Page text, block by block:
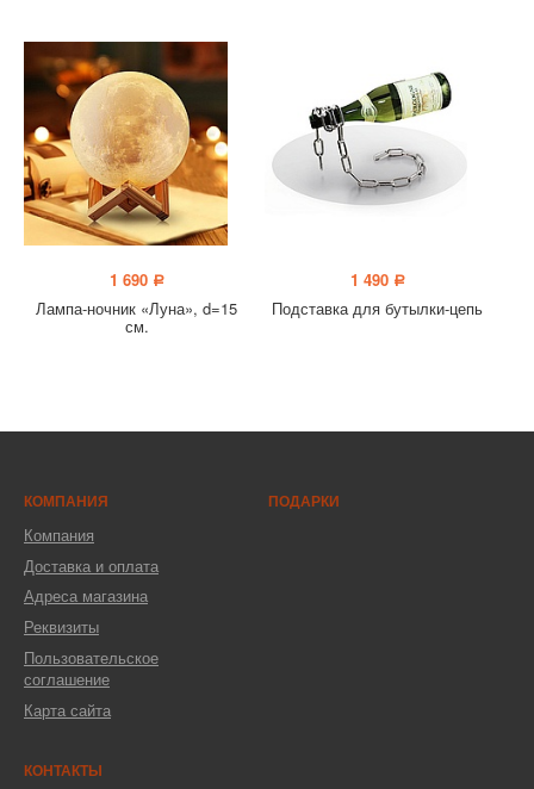
1 690 a
Лампа-ночник «Луна», d=15
см.
1 490 a
Подставка для бутылки-цепь
КОМПАНИЯ
Компания
Доставка и оплата
Адреса магазина
Реквизиты
Пользовательское
соглашение
Карта сайта
ПОДАРКИ
КОНТАКТЫ